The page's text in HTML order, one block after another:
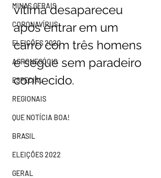
MINAS GERAIS
CORONAVÍRUS
ELEIÇÕES 2020
AGRONEGÓCIO
ESPECIAL
REGIONAIS
QUE NOTÍCIA BOA!
BRASIL
ELEIÇÕES 2022
GERAL
vítima desapareceu
após entrar em um
carro com três homens
e segue sem paradeiro
conhecido.